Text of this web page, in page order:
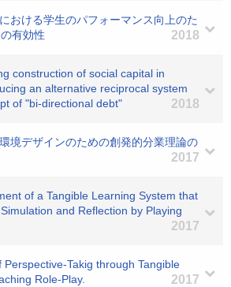
おける学生のパフォーマンス向上のた
有効性
2018
construction of social capital in
an alternative reciprocal system
of "bi-directional debt"
2018
境デザインのための創発的分業理論の
2017
of a Tangible Learning System that
and Reflection by Playing
2017
Perspective-Takig through Tangible
Role-Play.
2017